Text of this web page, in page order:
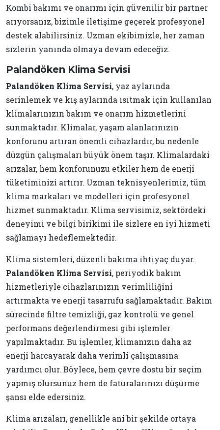
Kombi bakımı ve onarımı için güvenilir bir partner
arıyorsanız, bizimle iletişime geçerek profesyonel
destek alabilirsiniz. Uzman ekibimizle, her zaman
sizlerin yanında olmaya devam edeceğiz.
Palandöken Klima Servisi
Palandöken Klima Servisi, yaz aylarında
serinlemek ve kış aylarında ısıtmak için kullanılan
klimalarınızın bakım ve onarım hizmetlerini
sunmaktadır. Klimalar, yaşam alanlarınızın
konforunu artıran önemli cihazlardır, bu nedenle
düzgün çalışmaları büyük önem taşır. Klimalardaki
arızalar, hem konforunuzu etkiler hem de enerji
tüketiminizi artırır. Uzman teknisyenlerimiz, tüm
klima markaları ve modelleri için profesyonel
hizmet sunmaktadır. Klima servisimiz, sektördeki
deneyimi ve bilgi birikimi ile sizlere en iyi hizmeti
sağlamayı hedeflemektedir.
Klima sistemleri, düzenli bakıma ihtiyaç duyar.
Palandöken Klima Servisi, periyodik bakım
hizmetleriyle cihazlarınızın verimliliğini
artırmakta ve enerji tasarrufu sağlamaktadır. Bakım
sürecinde filtre temizliği, gaz kontrolü ve genel
performans değerlendirmesi gibi işlemler
yapılmaktadır. Bu işlemler, klimanızın daha az
enerji harcayarak daha verimli çalışmasına
yardımcı olur. Böylece, hem çevre dostu bir seçim
yapmış olursunuz hem de faturalarınızı düşürme
şansı elde edersiniz.
Klima arızaları, genellikle ani bir şekilde ortaya